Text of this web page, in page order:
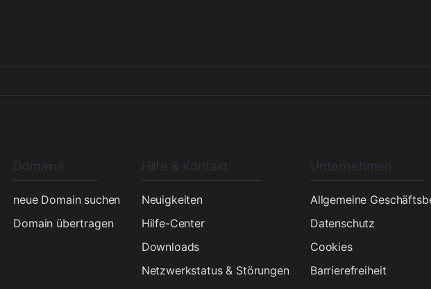
Domains
neue Domain suchen
Domain übertragen
Hilfe & Kontakt
Neuigkeiten
Hilfe-Center
Downloads
Netzwerkstatus & Störungen
Unternehmen
Allgemeine
Datenschutz
Cookies
Barrierefreiheit